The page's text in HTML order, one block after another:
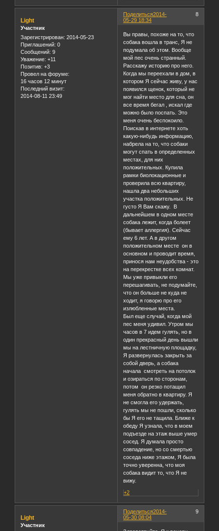
Поделиться 8
2014-
05-29 18:34
Light
Участник
Зарегистрирован: 2014-05-23
Приглашений: 0
Сообщений: 9
Уважение: +11
Позитив: +3
Провел на форуме:
16 часов 12 минут
Последний визит:
2014-08-11 23:49
Вы правы, похоже на то, что
собака вошла в транс, Я не
подумала об этом. Вообще
мой пес очень странный.
Расскажу историю про него.
Когда мы переехали в дом, в
котором Я сейчас живу, у нас
появился щенок, который не
мог найти место для сна, он
все время бегал , искал где
можно было поспать. Это
меня очень беспокоило.
Поискав в интернете хоть
какую-нибудь информацию,
набрела на то, что собаки
могут спать в определенных
местах, для них
положительных. Купила
рамки биолокационные и
проверила всю квартиру,
нашла два небольших
участка положительных. Не
густо Я Вам скажу. В
дальнейшем в одном месте
собака лежит, когда болеет
(бывает аллергия). Сейчас
ему 6 лет. А в другом
положительном месте он в
основном и проводит время,
принося нам неудобства - это
на перекрестке всех комнат.
Мы уже привыкли его
перешагивать, не подумайте,
что он больше не куда не
ходит, я говорю про его
излюбленные места.
Был еще случай, когда мой
пес меня удивил. Утром мы
часов в 7 идем гулять, но в
один прекрасный день вышли
мы на лестничную площадку,
Я развернулась закрыть за
собой дверь, а собака
начала смотреть на потолок
и озираться по сторонам,
потом он резко потащил
меня обратно в квартиру. Я
не смогла его удержать,
гулять мы не пошли, сколько
бы Я его не тащила. Ближе к
обеду Я узнала, что в моем
подъезде на этаж выше умер
сосед. Я думала просто
совпадение, но со смертью
соседа ниже этажом, Я была
точно уверенна, что моя
собака видит то, что Я не
вижу.
+2
Поделиться 9
2014-
05-30 08:04
Light
Участник